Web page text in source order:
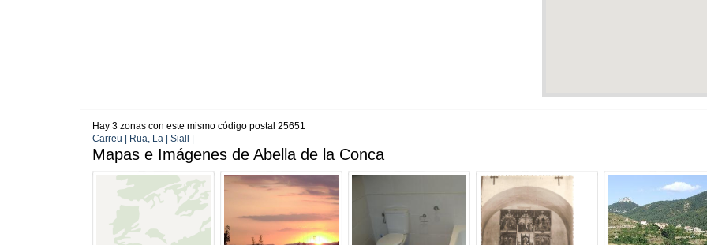
Hay 3 zonas con este mismo código postal 25651
Carreu | Rua, La | Siall |
Mapas e Imágenes de Abella de la Conca